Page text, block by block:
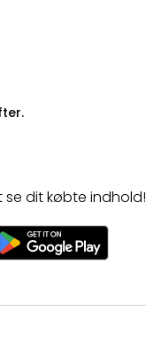
dit købte indhold!